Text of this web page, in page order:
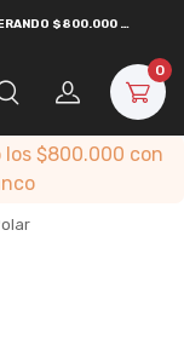
$800.000 CON
0
$800.000 con